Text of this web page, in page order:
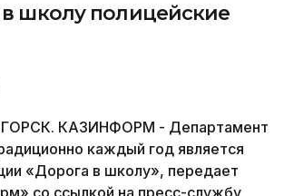
в школу полицейские
КАЗИНФОРМ - Департамент
каждый год является
«Дорога в школу», передает